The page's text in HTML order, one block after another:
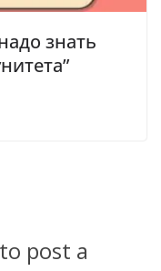
знать
to post a